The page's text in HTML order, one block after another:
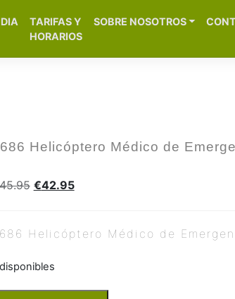
TARIFAS Y
HORARIOS
SOBRE NOSOTROS
Helicóptero Médico de
€42.95
Helicóptero Médico de